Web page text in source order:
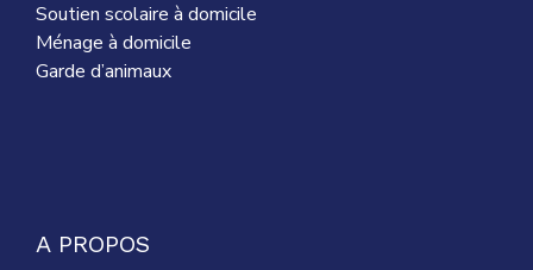
Soutien scolaire à domicile
Ménage à domicile
Garde d’animaux
A PROPOS